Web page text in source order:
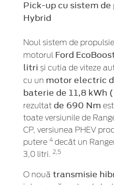
Pick-up cu sistem
Hybrid
Noul sistem de
motorul Ford
litri și cutia de viteze
cu un motor electric
baterie de 11,8 kWh
rezultat de 690 Nm
toate versiunile de
CP, versiunea PHEV
putere 4 decât un
3,0 litri. 2,5
O nouă transmisie